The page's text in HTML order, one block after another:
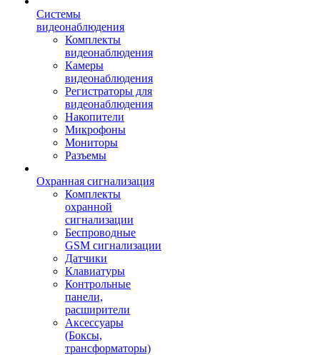
Системы
видеонаблюдения
Комплекты
видеонаблюдения
Камеры
видеонаблюдения
Регистраторы для
видеонаблюдения
Накопители
Микрофоны
Мониторы
Разъемы
Охранная сигнализация
Комплекты
охранной
сигнализации
Беспроводные
GSM сигнализации
Датчики
Клавиатуры
Контрольные
панели,
расширители
Аксессуары
(Боксы,
трансформаторы)